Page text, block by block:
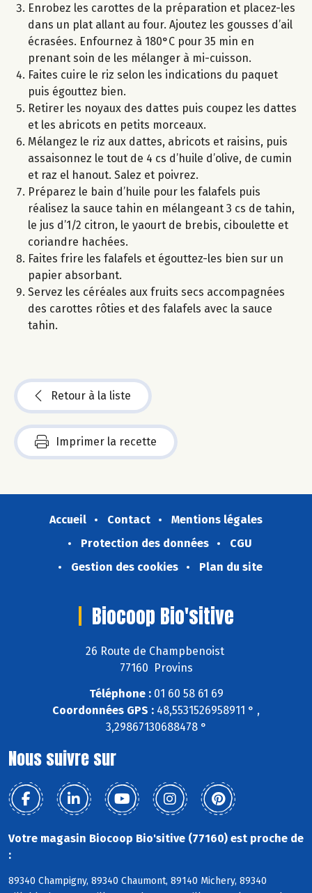
Enrobez les carottes de la préparation et placez-les
dans un plat allant au four. Ajoutez les gousses d’ail
écrasées. Enfournez à 180°C pour 35 min en
prenant soin de les mélanger à mi-cuisson.
Faites cuire le riz selon les indications du paquet
puis égouttez bien.
Retirer les noyaux des dattes puis coupez les dattes
et les abricots en petits morceaux.
Mélangez le riz aux dattes, abricots et raisins, puis
assaisonnez le tout de 4 cs d’huile d’olive, de cumin
et raz el hanout. Salez et poivrez.
Préparez le bain d’huile pour les falafels puis
réalisez la sauce tahin en mélangeant 3 cs de tahin,
le jus d’1/2 citron, le yaourt de brebis, ciboulette et
coriandre hachées.
Faites frire les falafels et égouttez-les bien sur un
papier absorbant.
Servez les céréales aux fruits secs accompagnées
des carottes rôties et des falafels avec la sauce
tahin.
Retour à la liste
Imprimer la recette
Accueil Contact
Mentions légales
Protection des données
CGU
Gestion des cookies
Plan du site
Biocoop Bio'sitive
26 Route de Champbenoist
77160 Provins
Téléphone :01 60 58 61 69
Coordonnées GPS : 48,5531526958911 ° ,
3,29867130688478 °
Nous suivre sur
Votre magasin Biocoop Bio'sitive (77160) est proche de
:
89340 Champigny, 89340 Chaumont, 89140 Michery, 89340